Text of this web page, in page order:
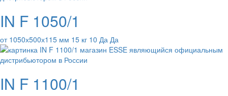
IN F 1050/1
от 1050х500х115 мм 15 кг 10 Да Да
IN F 1100/1